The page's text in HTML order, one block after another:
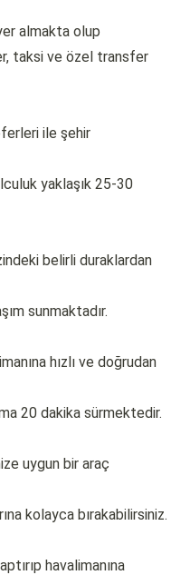
almakta olup
taksi ve özel transfer
ile şehir
yaklaşık 25-30
belirli duraklardan
sunmaktadır.
hızlı ve doğrudan
20 dakika sürmektedir.
uygun bir araç
kolayca bırakabilirsiniz.
havalimanına